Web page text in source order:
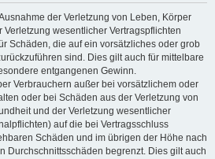
der Verletzung von Leben, Körper
wesentlicher Vertragspflichten
Schäden, die auf ein vorsätzliches oder grob
sind. Dies gilt auch für mittelbare
entgangenen Gewinn.
Verbrauchern außer bei vorsätzlichem oder
oder bei Schäden aus der Verletzung von
und der Verletzung wesentlicher
auf die bei Vertragsschluss
Schäden und im übrigen der Höhe nach
Durchschnittsschäden begrenzt. Dies gilt auch